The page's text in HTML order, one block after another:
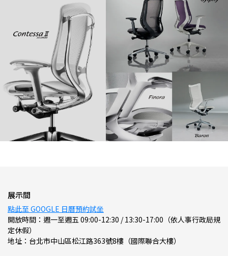
展示間
點此至 GOOGLE 日曆預約試坐
開放時間：週一至週五 09:00-12:30 / 13:30-17:00（依人事行政局規
定休假）
地址：台北市中山區松江路363號8樓（國際聯合大樓）